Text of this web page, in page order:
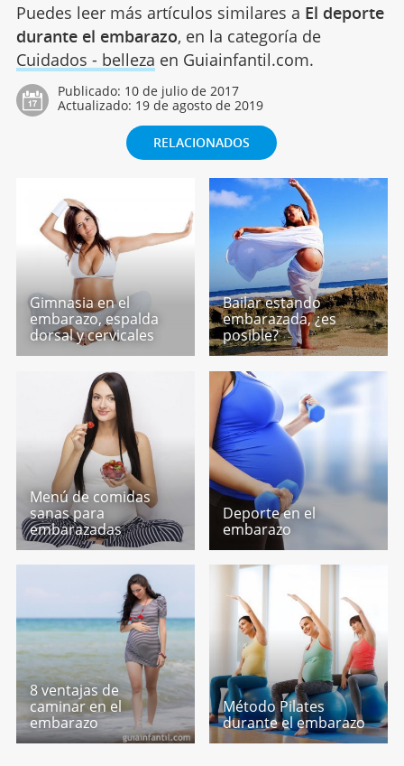
Puedes leer más artículos similares a El deporte
durante el embarazo, en la categoría de
Cuidados - belleza en Guiainfantil.com.
Publicado: 10 de julio de 2017
Actualizado: 19 de agosto de 2019
RELACIONADOS
Gimnasia en el
embarazo, espalda
dorsal y cervicales
Bailar estando
embarazada, ¿es
posible?
Menú de comidas
sanas para
embarazadas
Deporte en el
embarazo
8 ventajas de
caminar en el
embarazo
Método Pilates
durante el embarazo